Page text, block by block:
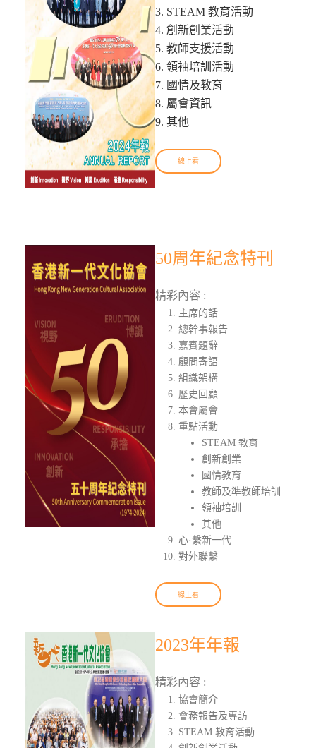
3. STEAM 教育活動
4. 創新創業活動
5. 教師支援活動
6. 領袖培訓活動
7. 國情及教育
8. 屬會資訊
9. 其他
線上看
50周年紀念特刊
精彩內容 :
主席的話
總幹事報告
嘉賓題辭
顧問寄語
組織架構
歷史回顧
本會屬會
重點活動
STEAM 教育
創新創業
國情教育
教師及準教師培訓
領袖培訓
其他
心·繫新一代
對外聯繫
線上看
2023年年報
精彩內容 :
協會簡介
會務報告及專訪
STEAM 教育活動